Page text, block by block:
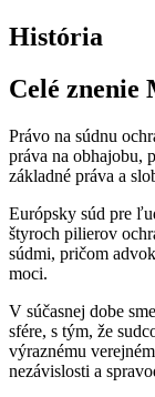
História
Celé znenie
Právo na súdnu
práva na obhajobu,
základné práva a
Európsky súd pre
štyroch pilierov
súdmi, pričom
moci.
V súčasnej dobe
sfére, s tým, že
výraznému
nezávislosti a